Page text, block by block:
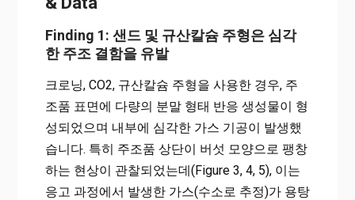
Finding 1: 샌드 및 규산칼슘 주형은 심각
한 주조 결함을 유발
크로닝, CO2, 규산칼슘 주형을 사용한 경우, 주
조품 표면에 다량의 분말 형태 반응 생성물이 형
성되었으며 내부에 심각한 가스 기공이 발생했
습니다. 특히 주조품 상단이 버섯 모양으로 팽창
하는 현상이 관찰되었는데(Figure 3, 4, 5), 이는
응고 과정에서 발생한 가스(수소로 추정)가 용탕